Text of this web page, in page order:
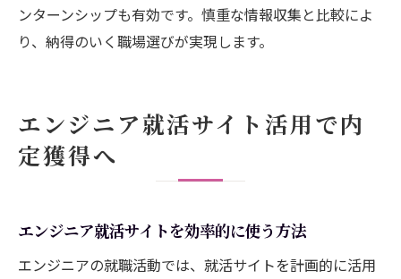
ンターンシップも有効です。慎重な情報収集と比較によ
り、納得のいく職場選びが実現します。
エンジニア就活サイト活用で内
定獲得へ
エンジニア就活サイトを効率的に使う方法
エンジニアの就職活動では、就活サイトを計画的に活用